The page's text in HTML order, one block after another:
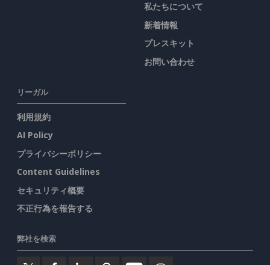
私たちについて
新着情報
プレスキット
お問い合わせ
リーガル
利用規約
AI Policy
プライバシーポリシー
Content Guidelines
セキュリティ概要
不正行為を報告する
弊社を検索